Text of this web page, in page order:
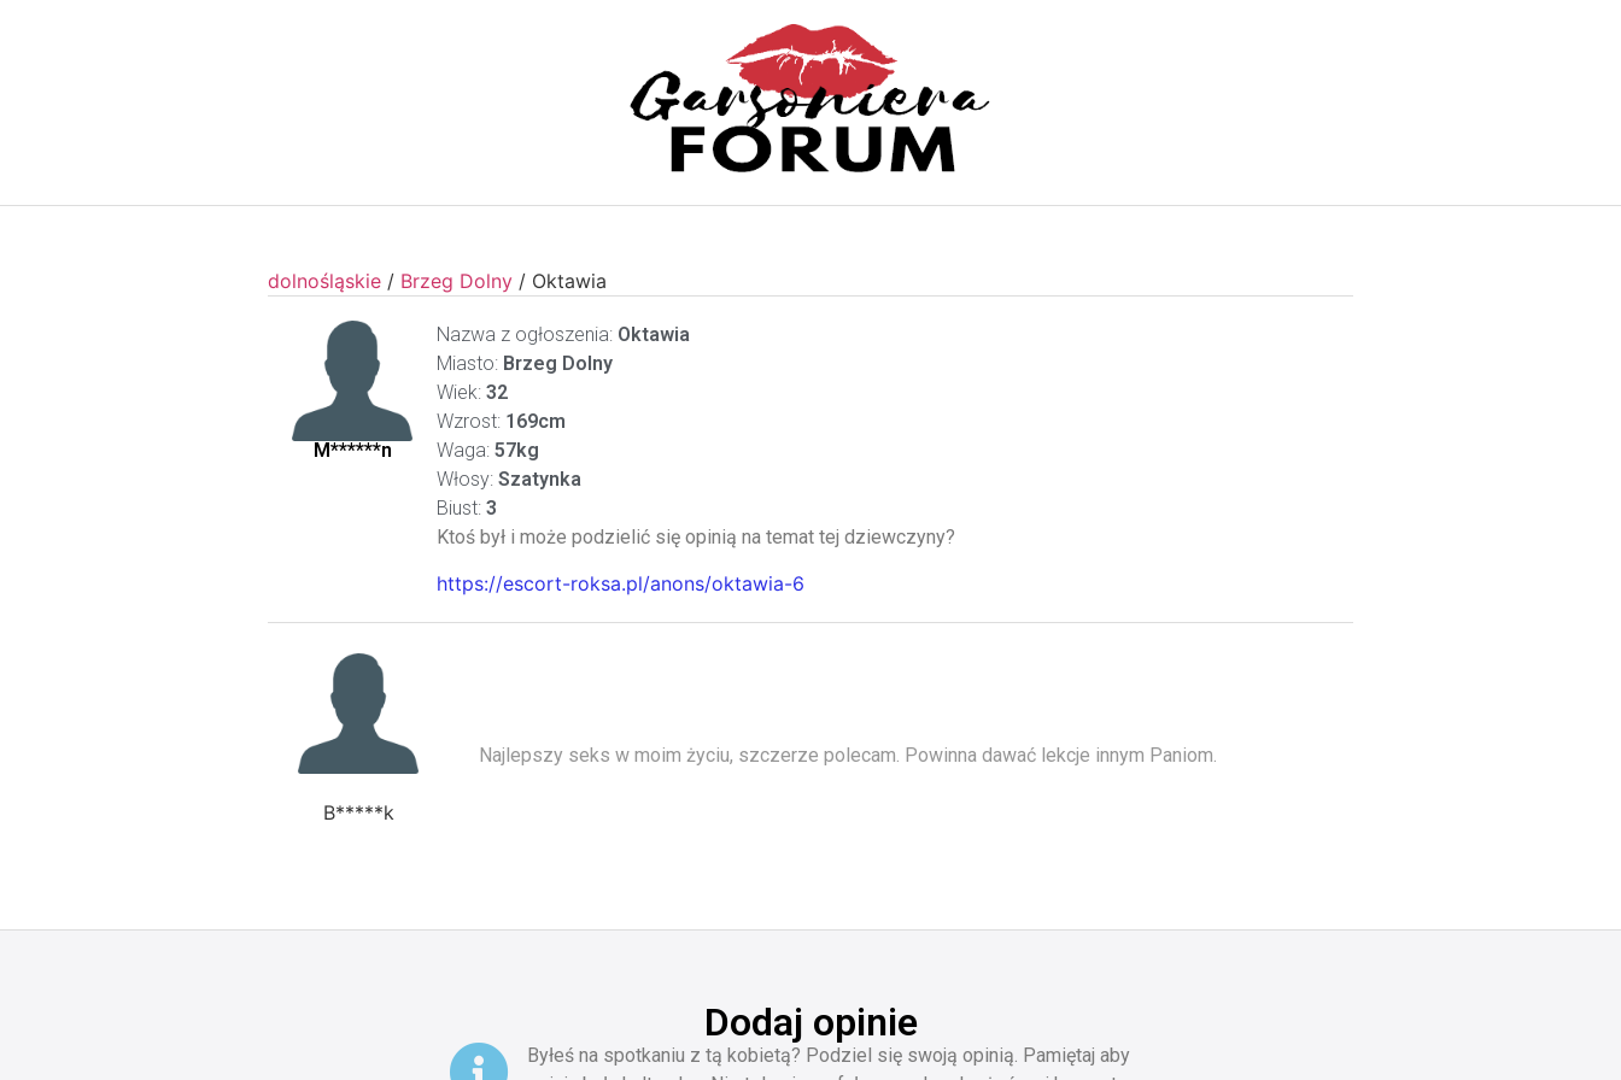
dolnośląskie / Brzeg Dolny / Oktawia
M******n
Nazwa z ogłoszenia: Oktawia
Miasto: Brzeg Dolny
Wiek: 32
Wzrost: 169cm
Waga: 57kg
Włosy: Szatynka
Biust: 3
Ktoś był i może podzielić się opinią na temat tej dziewczyny?
https://escort-roksa.pl/anons/oktawia-6
B*****k
Najlepszy seks w moim życiu, szczerze polecam. Powinna dawać lekcje innym Paniom.
Dodaj opinie
Byłeś na spotkaniu z tą kobietą? Podziel się swoją opinią. Pamiętaj aby